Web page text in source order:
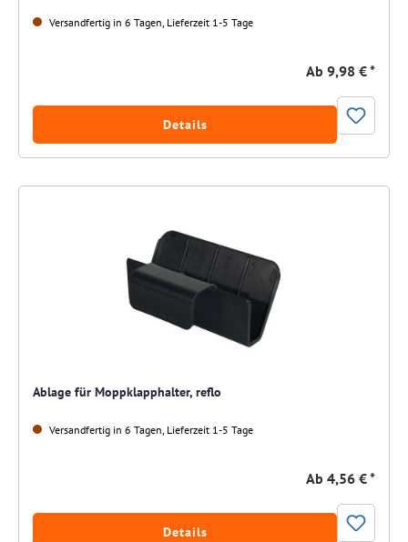
Versandfertig in 6 Tagen, Lieferzeit 1-5 Tage
Ab 9,98 € *
Details
Ablage für Moppklapphalter, reflo
Versandfertig in 6 Tagen, Lieferzeit 1-5 Tage
Ab 4,56 € *
Details